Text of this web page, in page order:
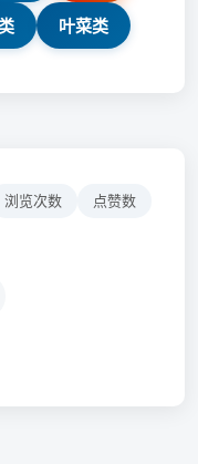
叶菜类
浏览次数 点赞数